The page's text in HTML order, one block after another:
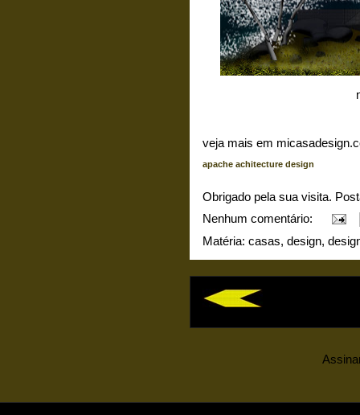
veja mais em
apache achitecture design
Obrigado pela sua visita.
Nenhum comentário:
Matéria: casas, design,